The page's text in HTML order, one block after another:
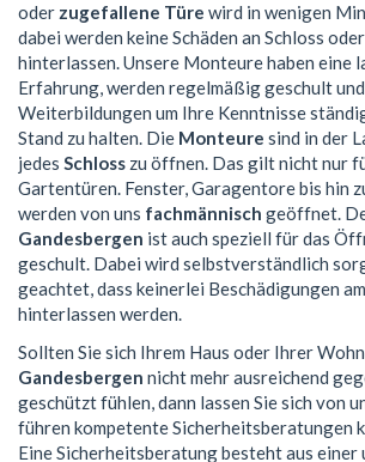
oder zugefallene Türe wird in wenigen
dabei werden keine Schäden an Schloss oder
hinterlassen. Unsere Monteure haben eine
Erfahrung, werden regelmäßig geschult
Weiterbildungen um Ihre Kenntnisse
Stand zu halten. Die Monteure sind in der
jedes Schloss zu öffnen. Das gilt nicht nur
Gartentüren. Fenster, Garagentore bis hin
werden von uns fachmännisch geöffnet.
Gandesbergen ist auch speziell für das
geschult. Dabei wird selbstverständlich
geachtet, dass keinerlei Beschädigungen
hinterlassen werden.
Sollten Sie sich Ihrem Haus oder Ihrer
Gandesbergen nicht mehr ausreichend
geschützt fühlen, dann lassen Sie sich von
führen kompetente Sicherheitsberatungen
Eine Sicherheitsberatung besteht aus einer